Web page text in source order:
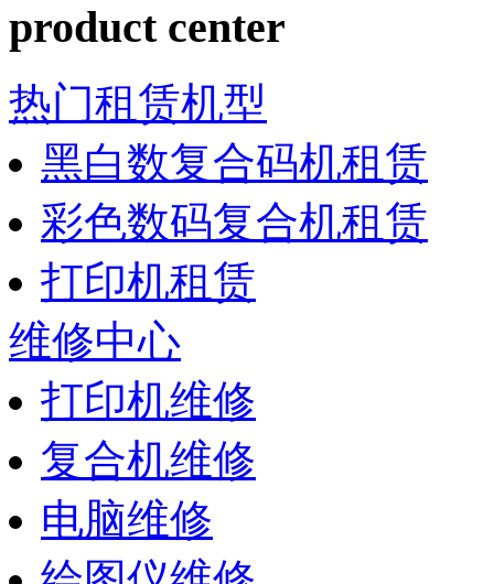
product center
热门租赁机型
黑白数复合码机租赁
彩色数码复合机租赁
打印机租赁
维修中心
打印机维修
复合机维修
电脑维修